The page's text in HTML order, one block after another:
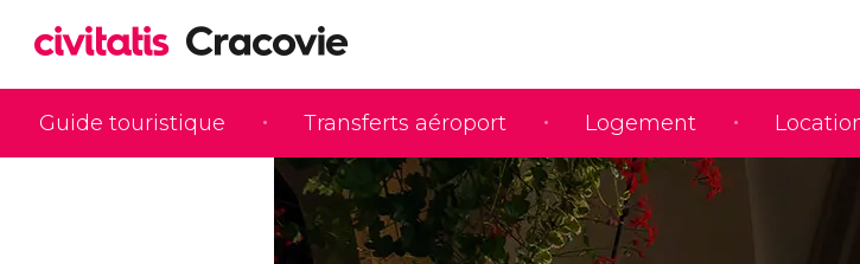
Guide touristique Transferts aéroport Logement